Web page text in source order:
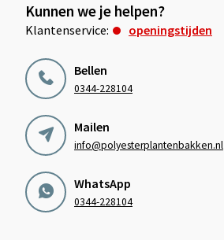
Kunnen we je helpen?
Klantenservice: openingstijden
Bellen
0344-228104
Mailen
info@polyesterplantenbakken.nl
WhatsApp
0344-228104